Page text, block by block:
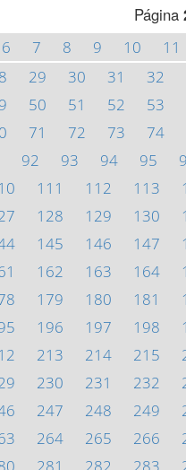
Página
6 7 8 9 10 11
29 30 31 32
50 51 52 53
71 72 73 74
92 93 94 95
111 112 113
128 129 130
145 146 147
162 163 164
179 180 181
196 197 198
213 214 215
230 231 232
247 248 249
264 265 266